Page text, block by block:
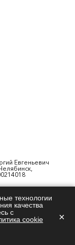
Евгеньевич
БАНК»
технологии
качества
с
cookie
×